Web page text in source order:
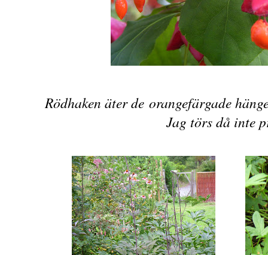
Rödhaken äter de orangefärgade
Jag törs då inte